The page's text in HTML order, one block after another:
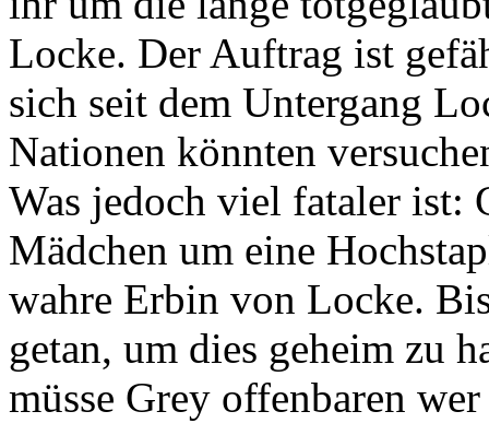
Locke. Der Auftrag ist
sich seit dem Untergang
Nationen könnten
Was jedoch viel fataler ist:
Mädchen um eine
wahre Erbin von Locke.
getan, um dies geheim zu
müsse Grey offenbaren